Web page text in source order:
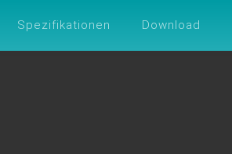
Support Über DFI
Spezifikationen Download